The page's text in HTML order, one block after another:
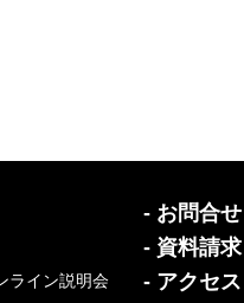
ライン説明会
- お問合せ
- 資料請求
- アクセス